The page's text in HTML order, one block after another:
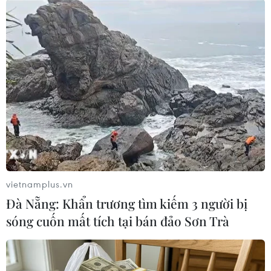
Hải quan liên tiếp triệt
phá hai vụ buôn lậu và vận
chuyển ma túy lớn
Thực hiện chỉ đạo từ Chính phủ và
Bộ Tài chính về tăng cường kiểm
soát, phòng chống buôn lậu, Hải
quan Thành phố Hồ Chí Minh
đồng loạt ra quân trấn áp tội
phạm trên các tuyến và địa bàn
trọng điểm.
vietnamplus.vn
Đà Nẵng: Khẩn trương tìm kiếm 3 người bị
sóng cuốn mất tích tại bán đảo Sơn Trà